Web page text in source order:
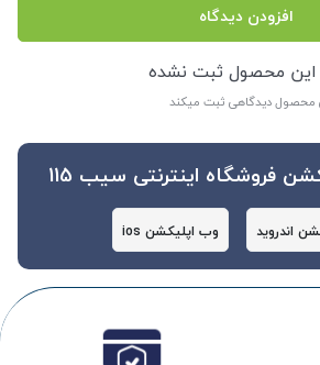
افزودن دیدگاه
این محصول ثبت نشده
محصول دیدگاهی ثبت میکند
فروشگاه اینترنتی سیب 115
اندروید وب اپلیکشن ios